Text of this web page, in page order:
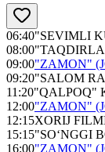
06:40"SEVIMLI
08:00
09:00"ZAMON"
09:20"SALOM
11:20"QALPOQ"
12:00"ZAMON"
12:15XORIJ
15:15"SO‘NGGI
16:00"ZAMON"